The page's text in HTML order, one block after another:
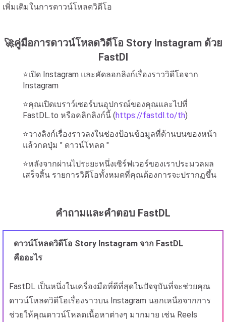
เพิ่มเติมในการดาวน์โหลดวิดีโอ
🚀คู่มือการดาวน์โหลดวิดีโอ Story Instagram ด้วย
FastDl
⭐เปิด Instagram และคัดลอกลิงก์เรื่องราววิดีโอจาก
Instagram
⭐คุณเปิดเบราว์เซอร์บนอุปกรณ์ของคุณและไปที่
FastDL.to หรือคลิกลิงก์นี้ (https://fastdl.to/th)
⭐วางลิงก์เรื่องราวลงในช่องป้อนข้อมูลที่ด้านบนของหน้า
แล้วกดปุ่ม " ดาวน์โหลด "
⭐หลังจากผ่านไประยะหนึ่งเซิร์ฟเวอร์ของเราประมวลผล
เสร็จสิ้น รายการวิดีโอทั้งหมดที่คุณต้องการจะปรากฏขึ้น
คำถามและคำตอบ FastDL
ดาวน์โหลดวิดีโอ Story Instagram จาก FastDL
คืออะไร
FastDL เป็นหนึ่งในเครื่องมือที่ดีที่สุดในปัจจุบันที่จะช่วยคุณ
ดาวน์โหลดวิดีโอเรื่องราวบน Instagram นอกเหนือจากการ
ช่วยให้คุณดาวน์โหลดเนื้อหาต่างๆ มากมาย เช่น Reels